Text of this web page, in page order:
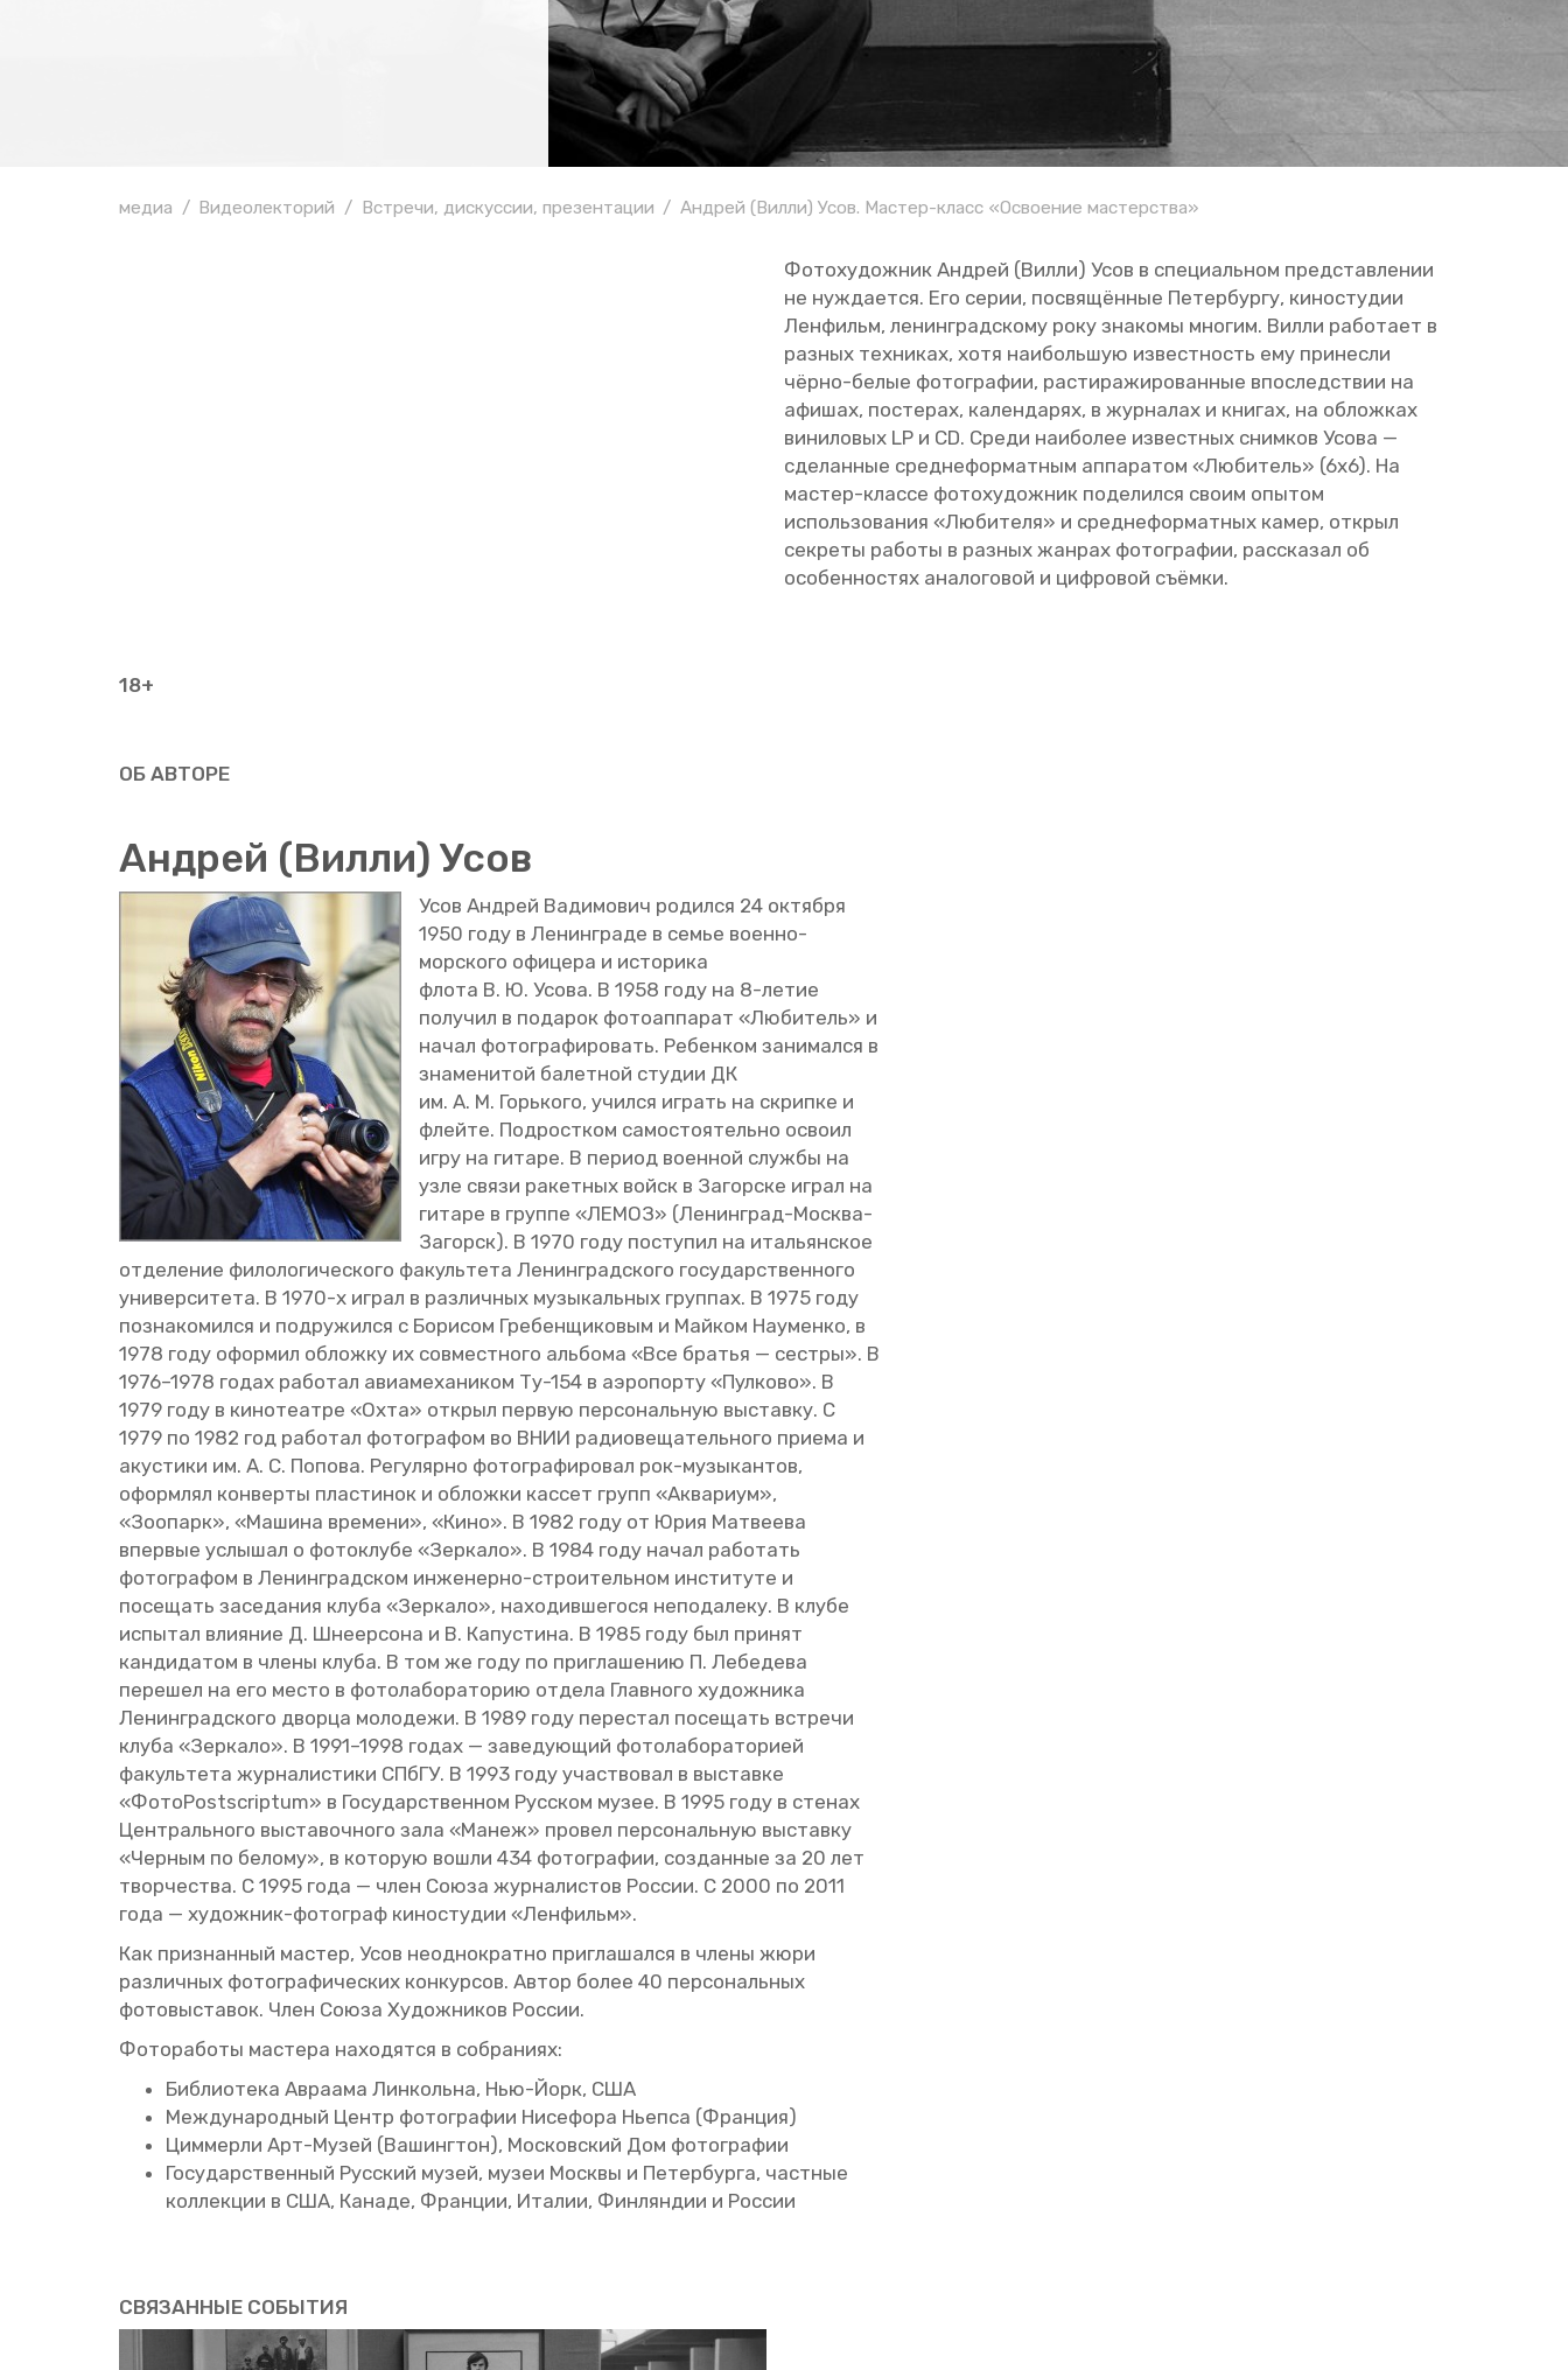
медиа Видеолекторий Встречи, дискуссии, презентации Андрей (Вилли) Усов. Мастер-класс «Освоение мастерства»
Фо­то­ху­дож­ник Ан­дрей (Вилли) Усов в спе­ци­аль­ном пред­став­ле­нии
не нуж­да­ет­ся. Его серии, по­свя­щён­ные Пе­тер­бур­гу, ки­но­сту­дии
Лен­фильм, ле­нин­град­ско­му року зна­ко­мы мно­гим. Вилли ра­бо­та­ет в
раз­ных тех­ни­ках, хотя наи­боль­шую из­вест­ность ему при­нес­ли
чёрно-белые фо­то­гра­фии, рас­ти­ра­жи­ро­ван­ные впо­след­ствии на
афи­шах, по­сте­рах, ка­лен­да­рях, в жур­на­лах и кни­гах, на об­лож­ках
ви­ни­ло­вых LP и CD. Среди наи­бо­лее из­вест­ных сним­ков Усова —
сде­лан­ные сред­не­фор­мат­ным ап­па­ра­том «Лю­би­тель» (6х6). На
ма­стер-клас­се фо­то­ху­дож­ник по­де­лил­ся своим опы­том
ис­поль­зо­ва­ния «Лю­би­те­ля» и сред­не­фор­мат­ных камер, от­крыл
сек­ре­ты ра­бо­ты в раз­ных жан­рах фо­то­гра­фии, рас­ска­зал об
осо­бен­но­стях ана­ло­го­вой и циф­ро­вой съём­ки.
18+
ОБ АВ­ТО­РЕ
Ан­дрей (Вилли) Усов
Усов Ан­дрей Ва­ди­мо­вич ро­дил­ся 24 ок­тяб­ря
1950 году в Ле­нин­гра­де в семье во­ен­но-
мор­ско­го офи­це­ра и ис­то­ри­ка
флота В. Ю. Усова. В 1958 году на 8-летие
по­лу­чил в по­да­рок фо­то­ап­па­рат «Лю­би­тель» и
начал фо­то­гра­фи­ро­вать. Ре­бен­ком за­ни­мал­ся в
зна­ме­ни­той ба­лет­ной сту­дии ДК
им. А. М. Горь­ко­го, учил­ся иг­рать на скрип­ке и
флей­те. Под­рост­ком са­мо­сто­я­тель­но осво­ил
игру на ги­та­ре. В пе­ри­од во­ен­ной служ­бы на
узле связи ра­кет­ных войск в За­гор­ске играл на
ги­та­ре в груп­пе «ЛЕМОЗ» (Ле­нин­град-Москва-
За­горск). В 1970 году по­сту­пил на ита­льян­ское
от­де­ле­ние фи­ло­ло­ги­че­ско­го фа­куль­те­та Ле­нин­град­ско­го го­су­дар­ствен­но­го
уни­вер­си­те­та. В 1970-х играл в раз­лич­ных му­зы­каль­ных груп­пах. В 1975 году
по­зна­ко­мил­ся и по­дру­жил­ся с Бо­ри­сом Гре­бен­щи­ко­вым и Май­ком На­у­мен­ко, в
1978 году офор­мил об­лож­ку их сов­мест­но­го аль­бо­ма «Все бра­тья — сест­ры». В
1976–1978 годах ра­бо­тал авиа­ме­ха­ни­ком Ту-154 в аэро­пор­ту «Пул­ко­во». В
1979 году в ки­но­те­ат­ре «Охта» от­крыл первую пер­со­наль­ную вы­став­ку. С
1979 по 1982 год ра­бо­тал фо­то­гра­фом во ВНИИ ра­дио­ве­ща­тель­но­го при­е­ма и
аку­сти­ки им. А. С. По­по­ва. Ре­гу­ляр­но фо­то­гра­фи­ро­вал рок-му­зы­кан­тов,
оформ­лял кон­вер­ты пла­сти­нок и об­лож­ки кас­сет групп «Ак­ва­ри­ум»,
«Зоо­парк», «Ма­ши­на вре­ме­ни», «Кино». В 1982 году от Юрия Мат­ве­е­ва
впер­вые услы­шал о фо­то­клу­бе «Зер­ка­ло». В 1984 году начал ра­бо­тать
фо­то­гра­фом в Ле­нин­град­ском ин­же­нер­но-стро­и­тель­ном ин­сти­ту­те и
по­се­щать за­се­да­ния клуба «Зер­ка­ло», на­хо­див­ше­го­ся непо­да­ле­ку. В клубе
ис­пы­тал вли­я­ние Д. Шне­ер­со­на и В. Ка­пу­сти­на. В 1985 году был при­нят
кан­ди­да­том в члены клуба. В том же году по при­гла­ше­нию П. Ле­бе­де­ва
пе­ре­шел на его место в фо­то­ла­бо­ра­то­рию от­де­ла Глав­но­го ху­дож­ни­ка
Ле­нин­град­ско­го двор­ца мо­ло­де­жи. В 1989 году пе­ре­стал по­се­щать встре­чи
клуба «Зер­ка­ло». В 1991–1998 годах — за­ве­ду­ю­щий фо­то­ла­бо­ра­то­ри­ей
фа­куль­те­та жур­на­ли­сти­ки СПбГУ. В 1993 году участ­во­вал в вы­став­ке
«Фо­тоPostscriptum» в Го­су­дар­ствен­ном Рус­ском музее. В 1995 году в сте­нах
Цен­траль­но­го вы­ста­воч­но­го зала «Манеж» про­вел пер­со­наль­ную вы­став­ку
«Чер­ным по бе­ло­му», в ко­то­рую вошли 434 фо­то­гра­фии, со­здан­ные за 20 лет
твор­че­ства. С 1995 года — член Союза жур­на­ли­стов Рос­сии. С 2000 по 2011
года — ху­дож­ник-фо­то­граф ки­но­сту­дии «Лен­фильм».
Как при­знан­ный ма­стер, Усов неод­но­крат­но при­гла­шал­ся в члены жюри
раз­лич­ных фо­то­гра­фи­че­ских кон­кур­сов. Автор более 40 пер­со­наль­ных
фо­то­вы­ста­вок. Член Союза Ху­дож­ни­ков Рос­сии.
Фо­то­ра­бо­ты ма­сте­ра на­хо­дят­ся в со­бра­ни­ях:
Биб­лио­те­ка Ав­ра­ама Лин­коль­на, Нью-Йорк, США
Меж­ду­на­род­ный Центр фо­то­гра­фии Ни­се­фо­ра Ньеп­са (Фран­ция)
Цим­мер­ли Арт-Музей (Ва­шинг­тон), Мос­ков­ский Дом фо­то­гра­фии
Го­су­дар­ствен­ный Рус­ский музей, музеи Моск­вы и Пе­тер­бур­га, част­ные
кол­лек­ции в США, Ка­на­де, Фран­ции, Ита­лии, Фин­лян­дии и Рос­сии
СВЯ­ЗАН­НЫЕ СО­БЫ­ТИЯ